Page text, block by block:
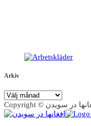
Arkiv
Arkiv